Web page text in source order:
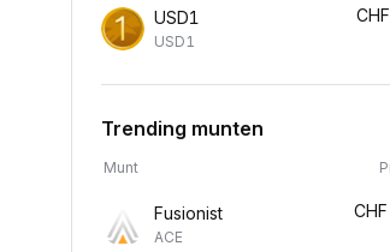
USD1
USD1
CHF
Trending munten
Munt
Fusionist
ACE
CHF